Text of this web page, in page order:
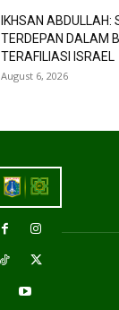
IKHSAN ABDULLAH:
TERDEPAN DALAM
TERAFILIASI ISRAEL
August 6, 2026